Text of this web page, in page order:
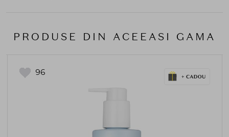
PRODUSE DIN ACEEASI GAMA
96